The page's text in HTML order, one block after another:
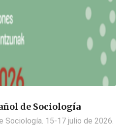
de Sociología
Sociología. 15-17 julio de 2026.